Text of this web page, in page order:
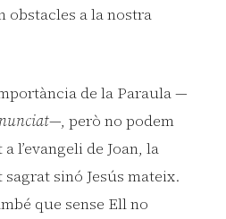
obstacles a la nostra
de la Paraula —
—, però no podem
l’evangeli de Joan, la
sinó Jesús mateix.
que sense Ell no